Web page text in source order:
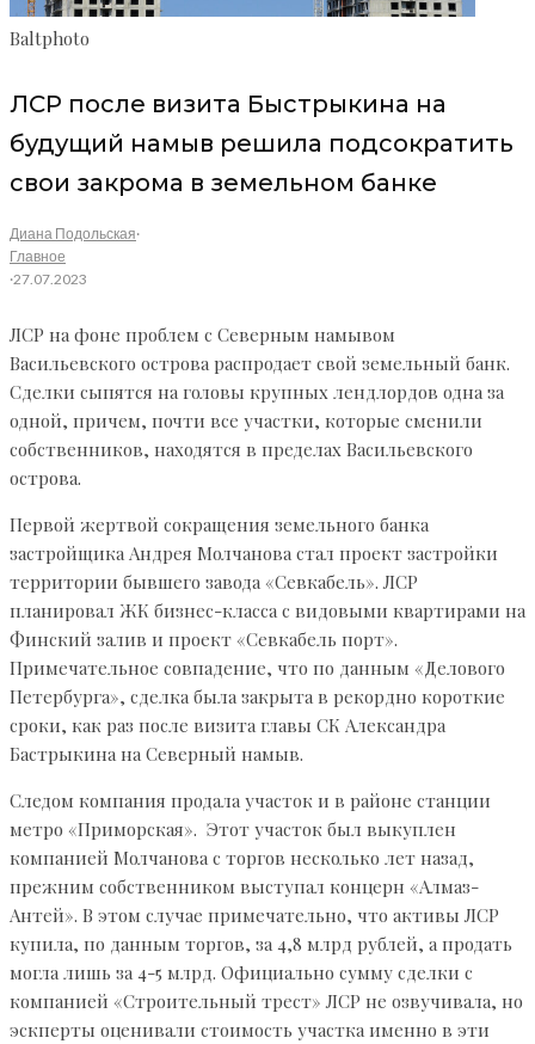
Baltphoto
ЛСР после визита Быстрыкина на
будущий намыв решила подсократить
свои закрома в земельном банке
Диана Подольская·
Главное
·27.07.2023
ЛСР на фоне проблем с Северным намывом
Васильевского острова распродает свой земельный банк.
Сделки сыпятся на головы крупных лендлордов одна за
одной, причем, почти все участки, которые сменили
собственников, находятся в пределах Васильевского
острова.
Первой жертвой сокращения земельного банка
застройщика Андрея Молчанова стал проект застройки
территории бывшего завода «Севкабель». ЛСР
планировал ЖК бизнес-класса с видовыми квартирами на
Финский залив и проект «Севкабель порт».
Примечательное совпадение, что по данным «Делового
Петербурга», сделка была закрыта в рекордно короткие
сроки, как раз после визита главы СК Александра
Бастрыкина на Северный намыв.
Следом компания продала участок и в районе станции
метро «Приморская». Этот участок был выкуплен
компанией Молчанова с торгов несколько лет назад,
прежним собственником выступал концерн «Алмаз-
Антей». В этом случае примечательно, что активы ЛСР
купила, по данным торгов, за 4,8 млрд рублей, а продать
могла лишь за 4-5 млрд. Официально сумму сделки с
компанией «Строительный трест» ЛСР не озвучивала, но
эскперты оценивали стоимость участка именно в эти